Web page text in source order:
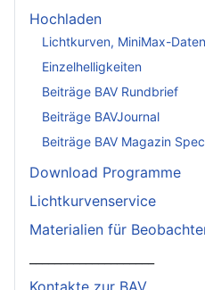
Hochladen
Lichtkurven, MiniMax-Daten
Einzelhelligkeiten
Beiträge BAV Rundbrief
Beiträge BAVJournal
Beiträge BAV Magazin
Download Programme
Lichtkurvenservice
Materialien für
Kontakte zur BAV